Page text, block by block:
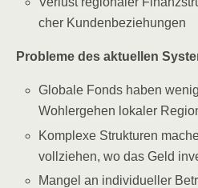
cher Kundenbeziehungen
Pro­ble­me des aktu­el­len
Glo­ba­le Fonds haben
Wohl­erge­hen loka­ler
Kom­ple­xe Struk­tu­ren
voll­zie­hen, wo das Geld
Man­gel an indi­vi­du­el­ler